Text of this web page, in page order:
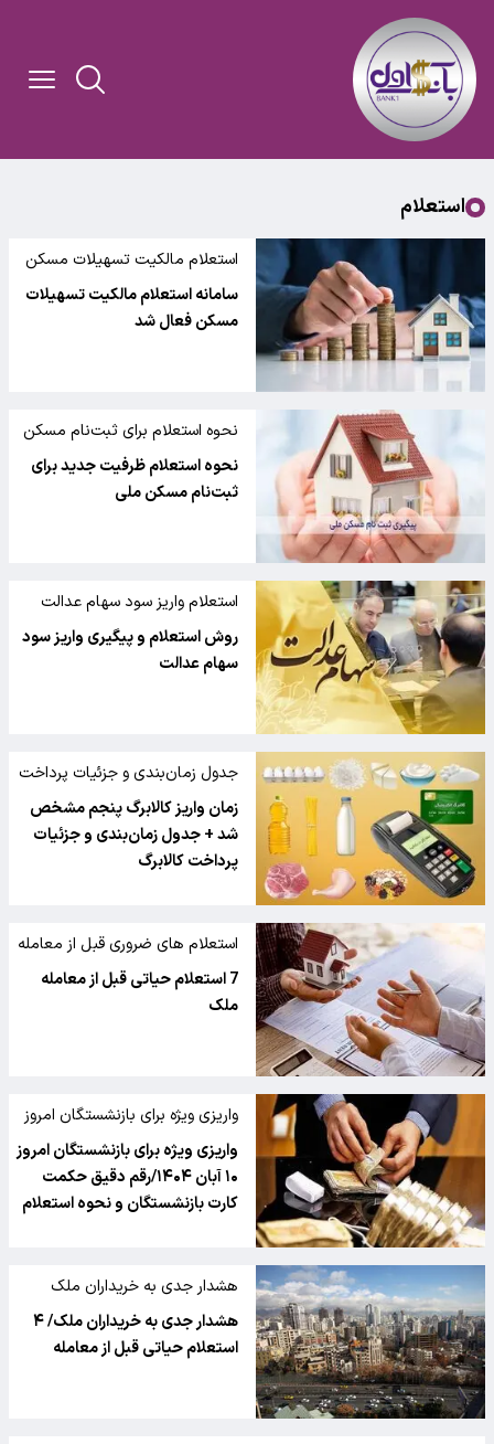
استعلام
استعلام مالکیت تسهیلات مسکن
سامانه استعلام مالکیت تسهیلات
مسکن فعال شد
نحوه استعلام برای ثبت‌نام مسکن
ملی
نحوه استعلام ظرفیت جدید برای
ثبت‌نام مسکن ملی
استعلام واریز سود سهام عدالت
روش استعلام و پیگیری واریز سود
سهام عدالت
جدول زمان‌بندی و جزئیات پرداخت
زمان واریز کالابرگ پنجم مشخص
شد + جدول زمان‌بندی و جزئیات
پرداخت کالابرگ
استعلام های ضروری قبل از معامله
ملک
7 استعلام حیاتی قبل از معامله
ملک
واریزی ویژه برای بازنشستگان امروز
۱۰ آبان
واریزی ویژه برای بازنشستگان امروز
۱۰ آبان ۱۴۰۴/رقم دقیق حکمت
کارت بازنشستگان و نحوه استعلام
هشدار جدی به خریداران ملک
هشدار جدی به خریداران ملک/ ۴
استعلام حیاتی قبل از معامله